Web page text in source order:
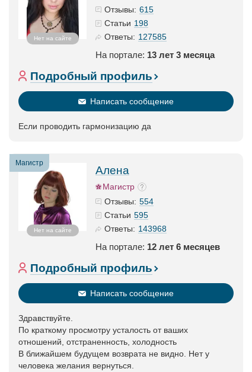
Нет на сайте
Отзывы: 615
Статьи 198
Ответы: 127585
На портале: 13 лет 3 месяца
Подробный профиль
Написать сообщение
Если проводить гармонизацию да
Магистр
Нет на сайте
Алена
Магистр
Отзывы: 554
Статьи 595
Ответы: 143968
На портале: 12 лет 6 месяцев
Подробный профиль
Написать сообщение
Здравствуйте.
По краткому просмотру усталость от ваших
отношений, отстраненность, холодность
В ближайшем будущем возврата не видно. Нет у
человека желания вернуться.